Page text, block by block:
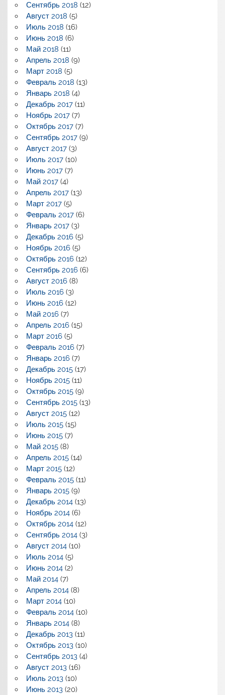
Сентябрь 2018 (12)
Август 2018 (5)
Июль 2018 (16)
Июнь 2018 (6)
Май 2018 (11)
Апрель 2018 (9)
Март 2018 (5)
Февраль 2018 (13)
Январь 2018 (4)
Декабрь 2017(11)
Ноябрь 2017(7)
Октябрь 2017(7)
Сентябрь 2017(9)
Август 2017(3)
Июль 2017(10)
Июнь 2017(7)
Май 2017(4)
Апрель 2017(13)
Март 2017(5)
Февраль 2017(6)
Январь 2017(3)
Декабрь 2016(5)
Ноябрь 2016(5)
Октябрь 2016(12)
Сентябрь 2016(6)
Август 2016(8)
Июль 2016(3)
Июнь 2016(12)
Май 2016(7)
Апрель 2016(15)
Март 2016(5)
Февраль 2016(7)
Январь 2016(7)
Декабрь 2015(17)
Ноябрь 2015(11)
Октябрь 2015(9)
Сентябрь 2015(13)
Август 2015(12)
Июль 2015(15)
Июнь 2015(7)
Май 2015(8)
Апрель 2015(14)
Март 2015(12)
Февраль 2015(11)
Январь 2015(9)
Декабрь 2014(13)
Ноябрь 2014(6)
Октябрь 2014(12)
Сентябрь 2014(3)
Август 2014(10)
Июль 2014(5)
Июнь 2014(2)
Май 2014(7)
Апрель 2014(8)
Март 2014(10)
Февраль 2014(10)
Январь 2014(8)
Декабрь 2013(11)
Октябрь 2013(10)
Сентябрь 2013(4)
Август 2013(16)
Июль 2013(10)
Июнь 2013(20)